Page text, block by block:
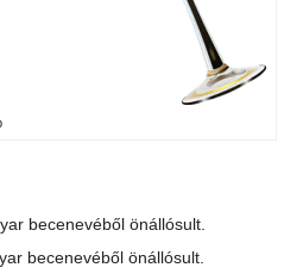
becenevéből önállósult.
becenevéből önállósult.